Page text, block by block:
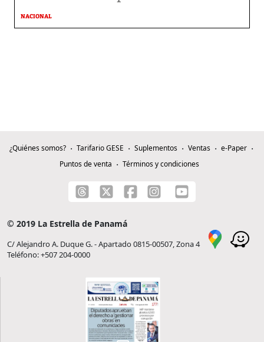
NACIONAL
¿Quiénes somos? Tarifario GESE Suplementos Ventas
e-Paper
Puntos de venta
Términos y condiciones
© 2019 La Estrella de Panamá
C/ Alejandro A. Duque G. - Apartado 0815-00507, Zona 4
Teléfono: +507 204-0000